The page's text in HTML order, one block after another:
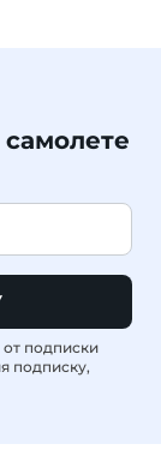
подписки
подписку,